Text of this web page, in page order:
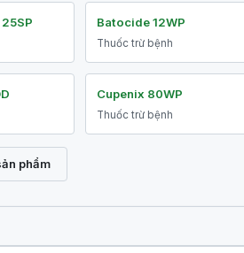
Batocide 12WP
Thuốc trừ bệnh
Cupenix 80WP
Thuốc trừ bệnh
phẩm